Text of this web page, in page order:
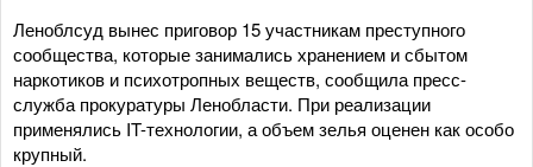
Леноблсуд вынес приговор 15 участникам преступного
сообщества, которые занимались хранением и сбытом
наркотиков и психотропных веществ, сообщила пресс-
служба прокуратуры Ленобласти. При реализации
применялись IT-технологии, а объем зелья оценен как особо
крупный.